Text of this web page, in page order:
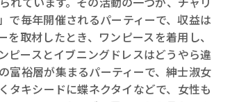
で毎年開催されるパーティーで、収益は
取材したとき、ワンピースを着用し、
ピースとイブニングドレスはどうやら違
富裕層が集まるパーティーで、紳士淑女
タキシードに蝶ネクタイなどで、女性も